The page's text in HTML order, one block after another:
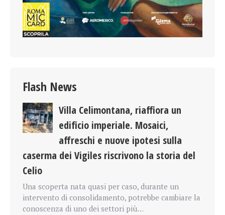
Flash News
Villa Celimontana, riaffiora un
edificio imperiale. Mosaici,
affreschi e nuove ipotesi sulla
caserma dei Vigiles riscrivono la storia del
Celio
Una scoperta nata quasi per caso, durante un
intervento di consolidamento, potrebbe cambiare la
conoscenza di uno dei settori più…